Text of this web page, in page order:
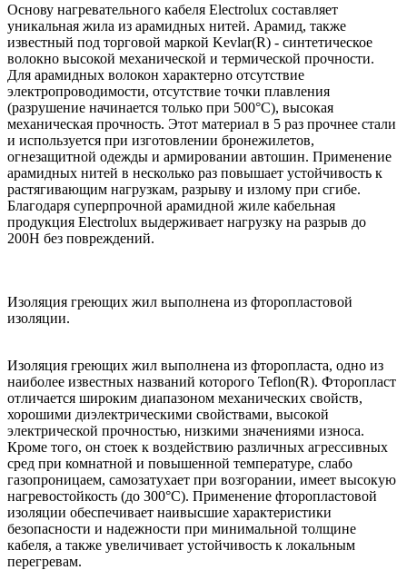
Основу нагревательного кабеля Electrolux составляет
уникальная жила из арамидных нитей. Арамид, также
известный под торговой маркой Kevlar(R) - синтетическое
волокно высокой механической и термической прочности.
Для арамидных волокон характерно отсутствие
электропроводимости, отсутствие точки плавления
(разрушение начинается только при 500°С), высокая
механическая прочность. Этот материал в 5 раз прочнее стали
и используется при изготовлении бронежилетов,
огнезащитной одежды и армировании автошин. Применение
арамидных нитей в несколько раз повышает устойчивость к
растягивающим нагрузкам, разрыву и излому при сгибе.
Благодаря суперпрочной арамидной жиле кабельная
продукция Electrolux выдерживает нагрузку на разрыв до
200Н без повреждений.
Изоляция греющих жил выполнена из фторопластовой
изоляции.
Изоляция греющих жил выполнена из фторопласта, одно из
наиболее известных названий которого Teflon(R). Фторопласт
отличается широким диапазоном механических свойств,
хорошими диэлектрическими свойствами, высокой
электрической прочностью, низкими значениями износа.
Кроме того, он стоек к воздействию различных агрессивных
сред при комнатной и повышенной температуре, слабо
газопроницаем, самозатухает при возгорании, имеет высокую
нагревостойкость (до 300°С). Применение фторопластовой
изоляции обеспечивает наивысшие характеристики
безопасности и надежности при минимальной толщине
кабеля, а также увеличивает устойчивость к локальным
перегревам.